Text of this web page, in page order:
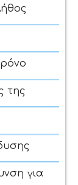
της
για